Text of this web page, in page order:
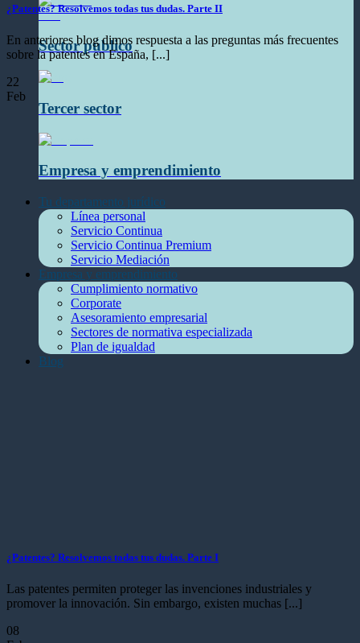
Sector público
Tercer sector
Empresa y emprendimiento
Tu departamento jurídico
Línea personal
Servicio Continua
Servicio Continua Premium
Servicio Mediación
Empresa y emprendimiento
Cumplimiento normativo
Corporate
Asesoramiento empresarial
Sectores de normativa especializada
Plan de igualdad
Blog
¿Patentes? Resolvemos todas tus dudas. Parte II
En anteriores blog dimos respuesta a las preguntas más frecuentes
sobre la patentes en España, [...]
22
Feb
¿Patentes? Resolvemos todas tus dudas. Parte I
Las patentes permiten proteger las invenciones industriales y
promover la innovación. Sin embargo, existen muchas [...]
08